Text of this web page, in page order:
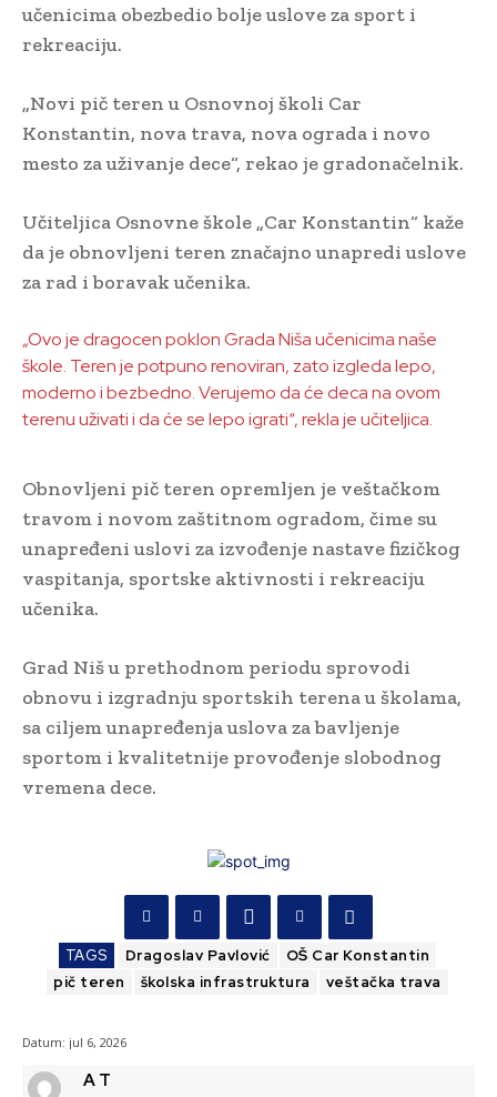
učenicima obezbedio bolje uslove za sport i
rekreaciju.
„Novi pič teren u Osnovnoj školi Car
Konstantin, nova trava, nova ograda i novo
mesto za uživanje dece“, rekao je gradonačelnik.
Učiteljica Osnovne škole „Car Konstantin“ kaže
da je obnovljeni teren značajno unapredi uslove
za rad i boravak učenika.
„Ovo je dragocen poklon Grada Niša učenicima naše
škole. Teren je potpuno renoviran, zato izgleda lepo,
moderno i bezbedno. Verujemo da će deca na ovom
terenu uživati i da će se lepo igrati“, rekla je učiteljica.
Obnovljeni pič teren opremljen je veštačkom
travom i novom zaštitnom ogradom, čime su
unapređeni uslovi za izvođenje nastave fizičkog
vaspitanja, sportske aktivnosti i rekreaciju
učenika.
Grad Niš u prethodnom periodu sprovodi
obnovu i izgradnju sportskih terena u školama,
sa ciljem unapređenja uslova za bavljenje
sportom i kvalitetnije provođenje slobodnog
vremena dece.
TAGS Dragoslav Pavlović
OŠ Car Konstantin
pič teren
školska infrastruktura veštačka trava
Datum: jul 6, 2026
A T